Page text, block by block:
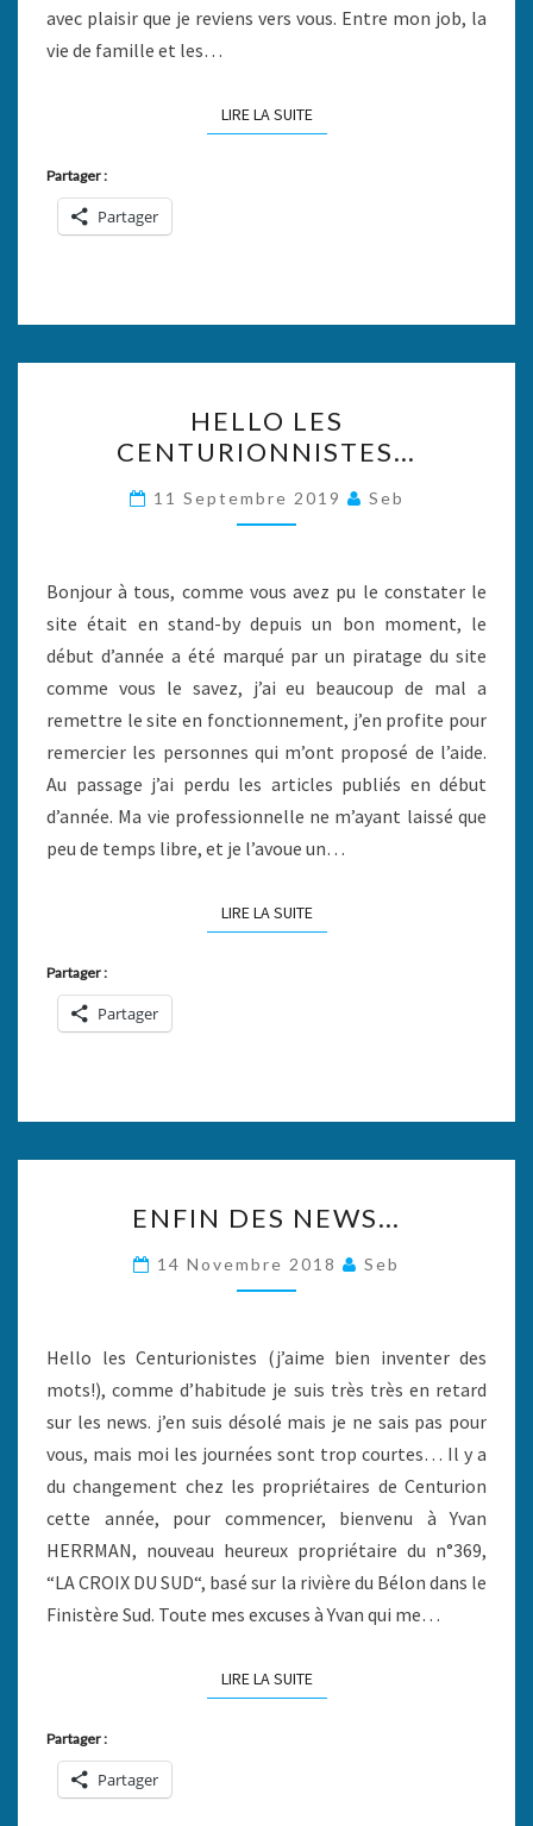
avec plaisir que je reviens vers vous. Entre mon job, la
vie de famille et les…
LIRE LA SUITELIRE LA SUITE
Partager :
Partager
LES
CENTURIONNISTES…
HELLO LES
CENTURIONNISTES…
11 Septembre 2019 Seb
Bonjour à tous, comme vous avez pu le constater le
site était en stand-by depuis un bon moment, le
début d’année a été marqué par un piratage du site
comme vous le savez, j’ai eu beaucoup de mal a
remettre le site en fonctionnement, j’en profite pour
remercier les personnes qui m’ont proposé de l’aide.
Au passage j’ai perdu les articles publiés en début
d’année. Ma vie professionnelle ne m’ayant laissé que
peu de temps libre, et je l’avoue un…
LIRE LA SUITELIRE LA SUITE
Partager :
Partager
DES
NEWS…
ENFIN DES NEWS…
14 Novembre 2018 Seb
Hello les Centurionistes (j’aime bien inventer des
mots!), comme d’habitude je suis très très en retard
sur les news. j’en suis désolé mais je ne sais pas pour
vous, mais moi les journées sont trop courtes… Il y a
du changement chez les propriétaires de Centurion
cette année, pour commencer, bienvenu à Yvan
HERRMAN, nouveau heureux propriétaire du n°369,
“LA CROIX DU SUD“, basé sur la rivière du Bélon dans le
Finistère Sud. Toute mes excuses à Yvan qui me…
LIRE LA SUITELIRE LA SUITE
Partager :
Partager